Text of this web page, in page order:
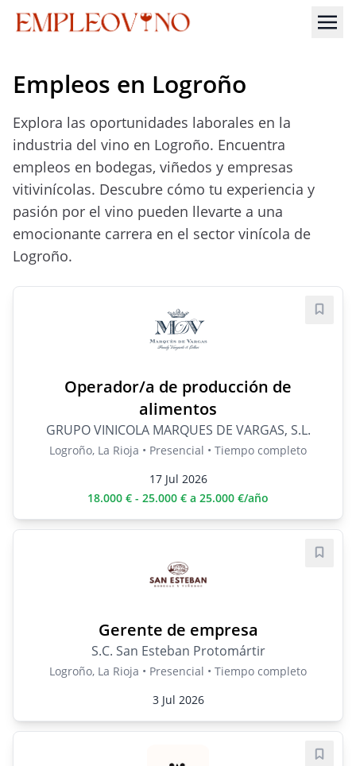
Empleos en Logroño
Explora las oportunidades laborales en la
industria del vino en Logroño. Encuentra
empleos en bodegas, viñedos y empresas
vitivinícolas. Descubre cómo tu experiencia y
pasión por el vino pueden llevarte a una
emocionante carrera en el sector vinícola de
Logroño.
Operador/a de producción de
alimentos
GRUPO VINICOLA MARQUES DE VARGAS, S.L.
Logroño, La Rioja • Presencial • Tiempo completo
17 Jul 2026
18.000 € - 25.000 € a 25.000 €/año
Gerente de empresa
S.C. San Esteban Protomártir
Logroño, La Rioja • Presencial • Tiempo completo
3 Jul 2026